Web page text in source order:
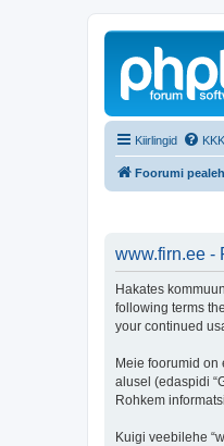
Kiirlingid KKK
Foorumi
www.firn.ee -
Hakates
following terms
your continued
Meie foorumid on
alusel (edaspidi
Rohkem
Kuigi veebilehe